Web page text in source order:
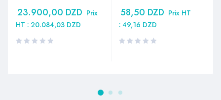
23.900,00 DZD Prix
HT : 20.084,03 DZD
58,50 DZD Prix HT
: 49,16 DZD